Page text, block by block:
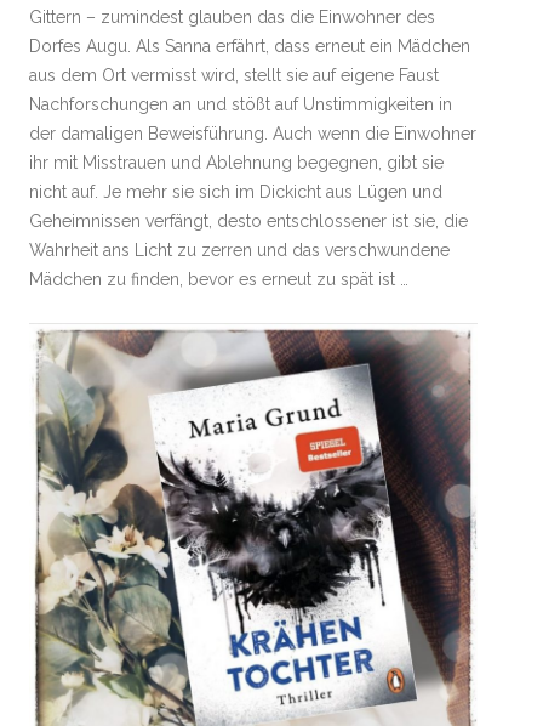
Gittern – zumindest glauben das die Einwohner des
Dorfes Augu. Als Sanna erfährt, dass erneut ein Mädchen
aus dem Ort vermisst wird, stellt sie auf eigene Faust
Nachforschungen an und stößt auf Unstimmigkeiten in
der damaligen Beweisführung. Auch wenn die Einwohner
ihr mit Misstrauen und Ablehnung begegnen, gibt sie
nicht auf. Je mehr sie sich im Dickicht aus Lügen und
Geheimnissen verfängt, desto entschlossener ist sie, die
Wahrheit ans Licht zu zerren und das verschwundene
Mädchen zu finden, bevor es erneut zu spät ist …